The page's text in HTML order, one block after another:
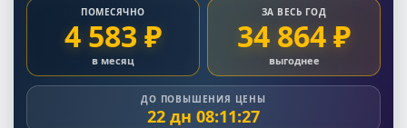
ПОМЕСЯЧНО
4 583 ₽
в месяц
ЗА ВЕСЬ ГОД
34 864 ₽
выгоднее
ДО ПОВЫШЕНИЯ ЦЕНЫ
22 дн 08:11:26